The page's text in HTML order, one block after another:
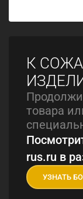
К
товара
rus.ru в
УЗНАТЬ